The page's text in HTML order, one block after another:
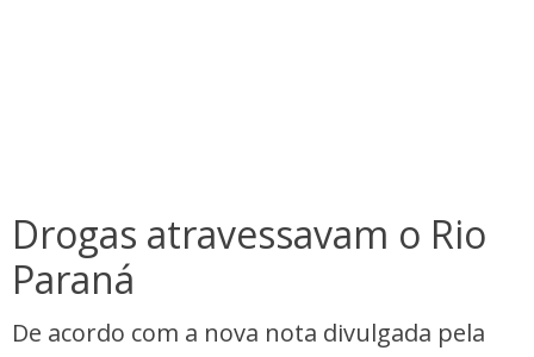
Drogas atravessavam o Rio
Paraná
De acordo com a nova nota divulgada pela